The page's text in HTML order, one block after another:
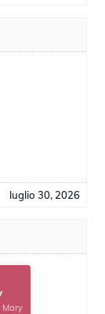
luglio 30, 2026
Mary